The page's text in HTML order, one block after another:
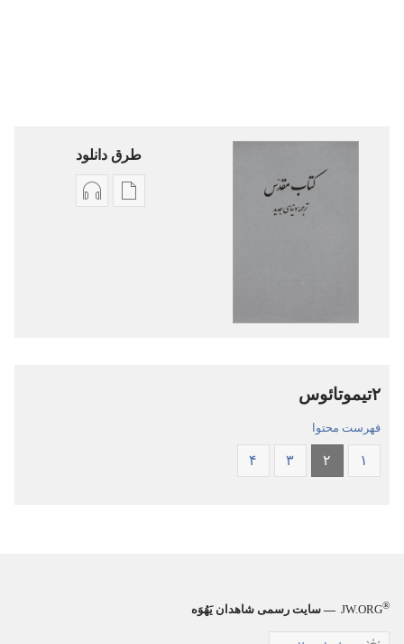
طرق دانلود
گزینۀ گزینۀ
۲تیموتائوس
فهرست محتوا
۱ ۲ ۳ ۴
JW.ORG® — سایت رسمی شاهدان یَهُوَه